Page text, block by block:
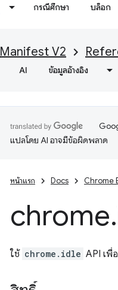
กรณีศึกษา บล็อก
Manifest V2
AI ข้อมูลอ้างอิง
แปลโดย AI อาจมีข้อผิดพลาด
หน้าแรก Docs Chrome
chrome.
ใช้ chrome.idle API เพื่